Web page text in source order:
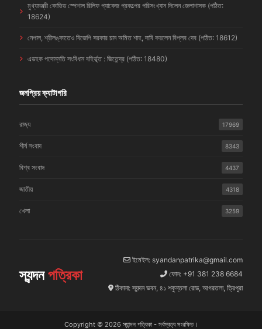
মুখ্যমন্ত্রী কোভিড স্পেশাল রিলিফ প্যাকেজ প্রকল্পের পরিসংখ্যান দিলেন জেলাশাসক (পঠিত:
18624)
নেপাল, শ্রীলঙ্কাতেও বিজেপি সরকার চান অমিত শাহ, দাবি করলেন বিপ্লব দেব (পঠিত: 18612)
এডহক পদোন্নতি সংবিধান বহির্ভূত : জিতেন্দ্র (পঠিত: 18480)
জনপ্রিয় ক্যাটাগরি
রাজ্য 17969
শীর্ষ সংবাদ 8343
বিশ্ব সংবাদ 4437
জাতীয় 4318
খেলা 3259
স্যন্দনপত্রিকা
ইমেইল: syandanpatrika@gmail.com
ফোন: +91 381 238 6684
ঠিকানা: স্যন্দন ভবন, ৪১ শকুন্তলা রোড, আগরতলা, ত্রিপুরা
Copyright © 2026 স্যান্দন পত্রিকা - সর্বস্বত্ব সংরক্ষিত।